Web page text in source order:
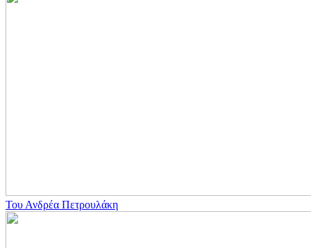
Του Ανδρέα Πετρουλάκη